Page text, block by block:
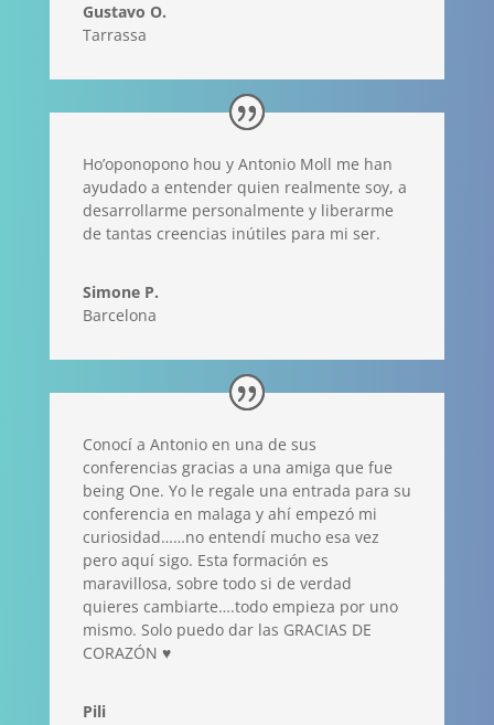
Gustavo O.
Tarrassa
Ho’oponopono hou y Antonio Moll me han
ayudado a entender quien realmente soy, a
desarrollarme personalmente y liberarme
de tantas creencias inútiles para mi ser.
Simone P.
Barcelona
Conocí a Antonio en una de sus
conferencias gracias a una amiga que fue
being One. Yo le regale una entrada para su
conferencia en malaga y ahí empezó mi
curiosidad……no entendí mucho esa vez
pero aquí sigo. Esta formación es
maravillosa, sobre todo si de verdad
quieres cambiarte….todo empieza por uno
mismo. Solo puedo dar las GRACIAS DE
CORAZÓN ♥️
Pili